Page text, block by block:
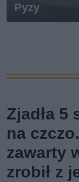
Pyzy
Zjadła 5
na
zawarty
zrobił z